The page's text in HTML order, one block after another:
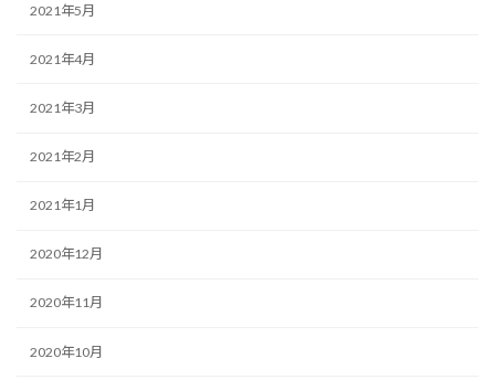
2021年5月
2021年4月
2021年3月
2021年2月
2021年1月
2020年12月
2020年11月
2020年10月